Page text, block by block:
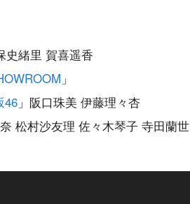
史緒里 賀喜遥香
」
46 」阪口珠美 伊藤理々杏
松村沙友理 佐々木琴子 寺田蘭世